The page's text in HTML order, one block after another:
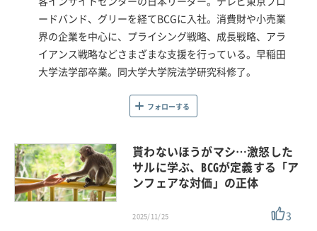
ードバンド、グリーを経てBCGに入社。消費財や小売業
界の企業を中心に、プライシング戦略、成長戦略、アラ
イアンス戦略などさまざまな支援を行っている。早稲田
大学法学部卒業。同大学大学院法学研究科修了。
フォローする
貰わないほうがマシ…激怒した
サルに学ぶ、BCGが定義する「ア
ンフェアな対価」の正体
2025/11/25 3